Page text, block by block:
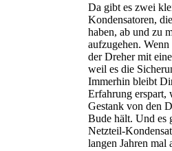
Da gibt es zwei
Kondensatoren,
haben, ab und zu
aufzugehen.
der Dreher mit
weil es die
Immerhin bleibt
Erfahrung erspart,
Gestank von den
Bude hält. Und es
Netzteil-
langen Jahren mal